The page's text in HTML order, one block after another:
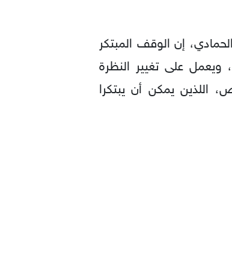
إن الوقف المبتكر
على تغيير النظرة
اللذين يمكن أن يبتكرا